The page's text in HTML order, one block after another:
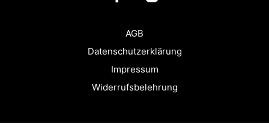
AGB
Datenschutzerklärung
Impressum
Widerrufsbelehrung